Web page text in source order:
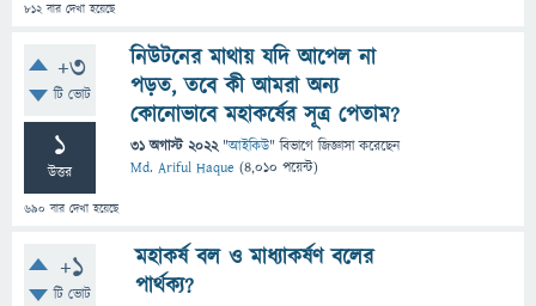
812বার দেখা হয়েছে
+3
টি ভোট
1
উত্তর
690 বার দেখা হয়েছে
নিউটনের মাথায় যদি আপেল না
পড়ত, তবে কী আমরা অন্য
কোনোভাবে মহাকর্ষের সূত্র পেতাম?
31 অগাস্ট 2022 "আইকিউ" বিভাগে জিজ্ঞাসাকরেছেন
Md. Ariful Haque (4,010 পয়েন্ট)
+1
টি ভোট
মহাকর্ষ বল ও মাধ্যাকর্ষণ বলের
পার্থক্য?